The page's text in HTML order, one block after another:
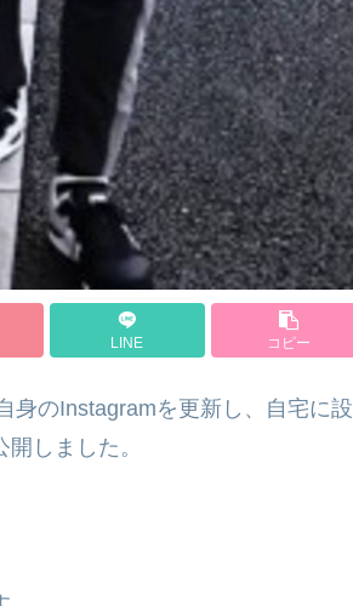
LINE コピー
身のInstagramを更新し、自宅に設
しました。